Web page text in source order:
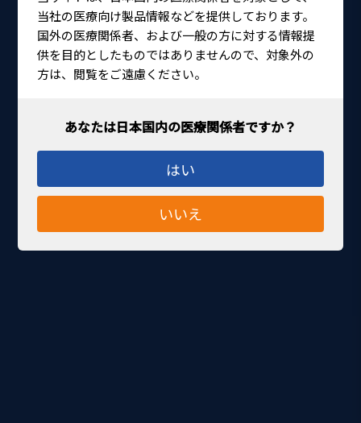
当社の医療向け製品情報などを提供しております。
国外の医療関係者、および一般の方に対する情報提
供を目的としたものではありませんので、対象外の
方は、閲覧をご遠慮ください。
はい
いいえ